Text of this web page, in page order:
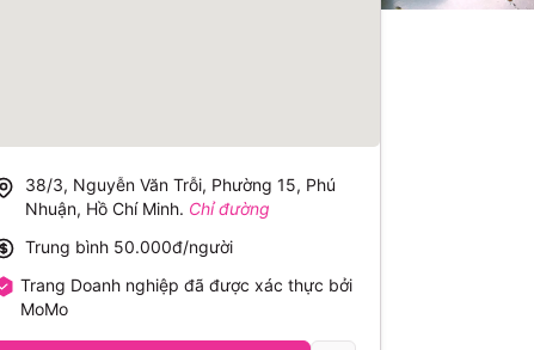
38/3, Nguyễn Văn Trỗi, Phường 15, Phú
Nhuận, Hồ Chí Minh. Chỉ đường
Trung bình 50.000đ/người
Trang Doanh nghiệp đã được xác thực bởi
MoMo